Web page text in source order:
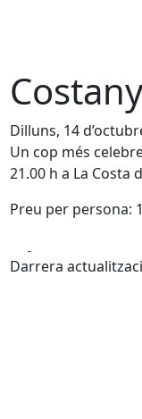
Dilluns, 14
Un cop més
21.00 h a La Costa
Preu per persona:
Darrera